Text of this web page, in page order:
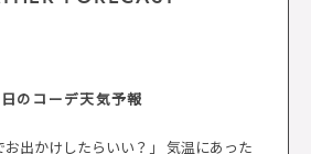
のコーデ天気予報
お出かけしたらいい？」 気温にあった